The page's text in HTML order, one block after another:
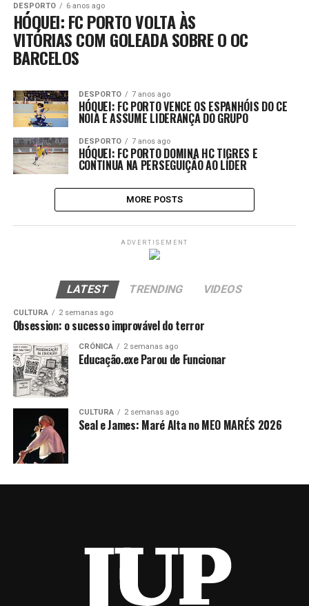
DESPORTO 6 anos ago
HÓQUEI: FC PORTO VOLTA ÀS
VITÓRIAS COM GOLEADA SOBRE O OC
BARCELOS
DESPORTO 7 anos ago
HÓQUEI: FC PORTO VENCE OS ESPANHÓIS DO CE
NOIA E ASSUME LIDERANÇA DO GRUPO
DESPORTO 7 anos ago
HÓQUEI: FC PORTO DOMINA HC TIGRES E
CONTINUA NA PERSEGUIÇÃO AO LÍDER
MORE POSTS
ADVERTISEMENT
LATEST TRENDING VIDEOS
CULTURA 2 semanas ago
Obsession: o sucesso improvável do terror
CRÓNICA 2 semanas ago
Educação.exe Parou de Funcionar
CULTURA 2 semanas ago
Seal e James: Maré Alta no MEO MARÉS 2026